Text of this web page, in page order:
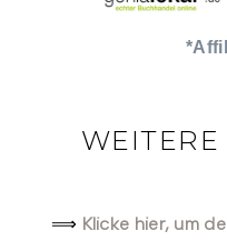
⟹ Klicke hier, um